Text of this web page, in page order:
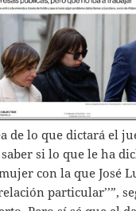
de lo que dictará el
si lo que le ha
con la que José
particular’’”,